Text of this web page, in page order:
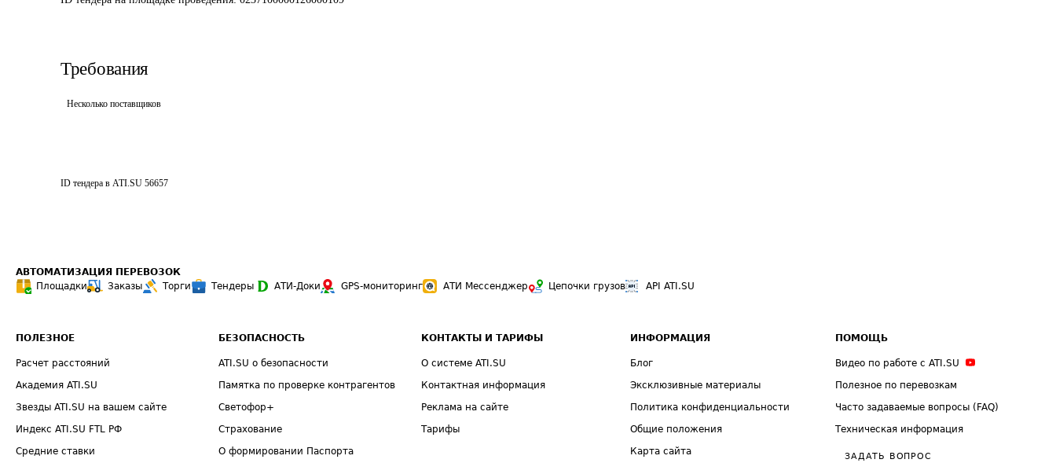
Требования
Несколько поставщиков
ID тендера в ATI.SU 56657
АВТОМАТИЗАЦИЯ ПЕРЕВОЗОК
Площадки
Заказы Торги Тендеры АТИ-Доки GPS-мониторинг АТИ Мессенджер Цепочки грузов API ATI.SU
ПОЛЕЗНОЕ
Расчет расстояний
Академия ATI.SU
Звезды ATI.SU на вашем сайте
Индекс ATI.SU FTL РФ
Средние ставки
БЕЗОПАСНОСТЬ
ATI.SU о безопасности
Памятка по проверке контрагентов
Светофор+
Страхование
О формировании Паспорта
КОНТАКТЫ И ТАРИФЫ
О системе ATI.SU
Контактная информация
Реклама на сайте
Тарифы
ИНФОРМАЦИЯ
Блог
Эксклюзивные материалы
Политика конфиденциальности
Общие положения
Карта сайта
ПОМОЩЬ
Видео по работе с ATI.SU
Полезное по перевозкам
Часто задаваемые вопросы (FAQ)
Техническая информация
ЗАДАТЬ ВОПРОС